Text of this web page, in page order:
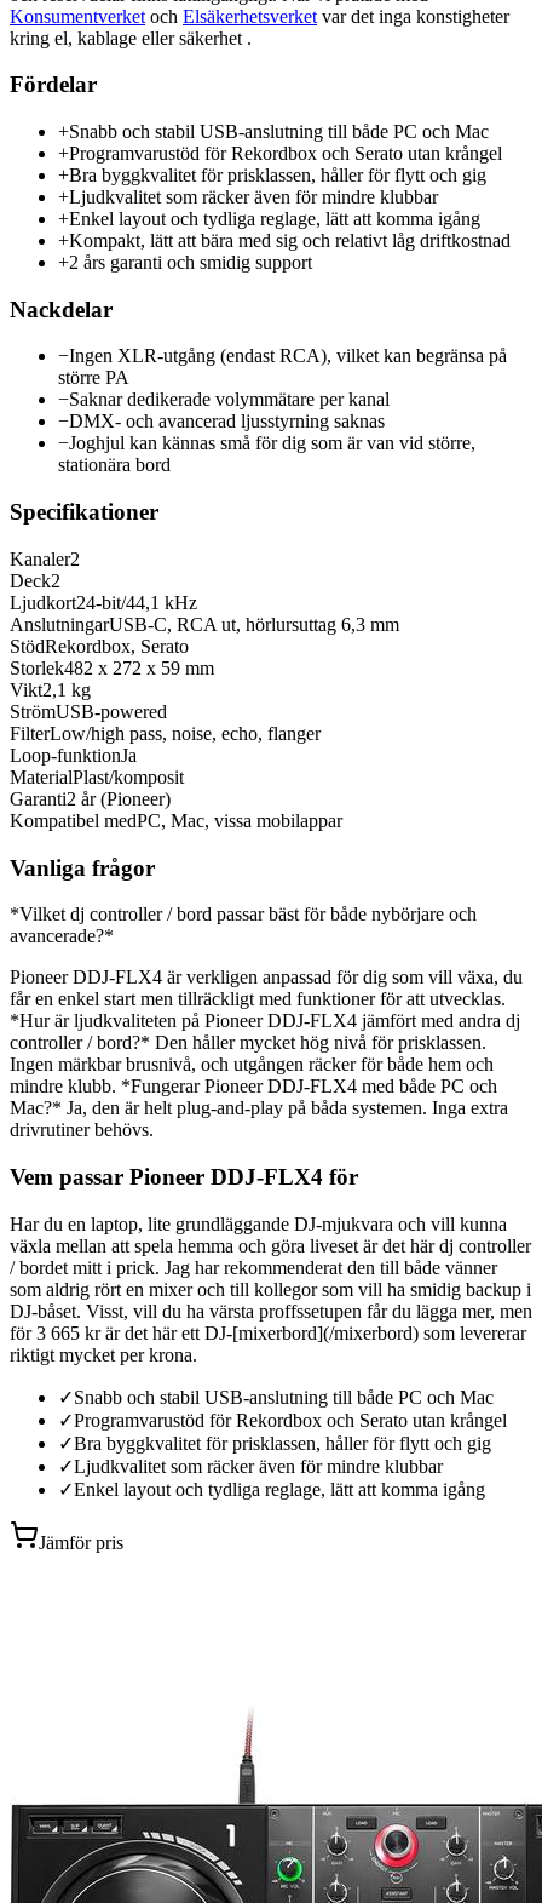
Konsumentverket och Elsäkerhetsverket var det inga konstigheter
kring el, kablage eller säkerhet .
Fördelar
+Snabb och stabil USB-anslutning till både PC och Mac
+Programvarustöd för Rekordbox och Serato utan krångel
+Bra byggkvalitet för prisklassen, håller för flytt och gig
+Ljudkvalitet som räcker även för mindre klubbar
+Enkel layout och tydliga reglage, lätt att komma igång
+Kompakt, lätt att bära med sig och relativt låg driftkostnad
+2 års garanti och smidig support
Nackdelar
−Ingen XLR-utgång (endast RCA), vilket kan begränsa på
större PA
−Saknar dedikerade volymmätare per kanal
−DMX- och avancerad ljusstyrning saknas
−Joghjul kan kännas små för dig som är van vid större,
stationära bord
Specifikationer
Kanaler2
Deck2
Ljudkort24-bit/44,1 kHz
AnslutningarUSB-C, RCA ut, hörlursuttag 6,3 mm
StödRekordbox, Serato
Storlek482 x 272 x 59 mm
Vikt2,1 kg
StrömUSB-powered
FilterLow/high pass, noise, echo, flanger
Loop-funktionJa
MaterialPlast/komposit
Garanti2 år (Pioneer)
Kompatibel medPC, Mac, vissa mobilappar
Vanliga frågor
*Vilket dj controller / bord passar bäst för både nybörjare och
avancerade?*
Pioneer DDJ-FLX4 är verkligen anpassad för dig som vill växa, du
får en enkel start men tillräckligt med funktioner för att utvecklas.
*Hur är ljudkvaliteten på Pioneer DDJ-FLX4 jämfört med andra dj
controller / bord?* Den håller mycket hög nivå för prisklassen.
Ingen märkbar brusnivå, och utgången räcker för både hem och
mindre klubb. *Fungerar Pioneer DDJ-FLX4 med både PC och
Mac?* Ja, den är helt plug-and-play på båda systemen. Inga extra
drivrutiner behövs.
Vem passar Pioneer DDJ-FLX4 för
Har du en laptop, lite grundläggande DJ-mjukvara och vill kunna
växla mellan att spela hemma och göra liveset är det här dj controller
/ bordet mitt i prick. Jag har rekommenderat den till både vänner
som aldrig rört en mixer och till kollegor som vill ha smidig backup i
DJ-båset. Visst, vill du ha värsta proffssetupen får du lägga mer, men
för 3 665 kr är det här ett DJ-[mixerbord](/mixerbord) som levererar
riktigt mycket per krona.
✓Snabb och stabil USB-anslutning till både PC och Mac
✓Programvarustöd för Rekordbox och Serato utan krångel
✓Bra byggkvalitet för prisklassen, håller för flytt och gig
✓Ljudkvalitet som räcker även för mindre klubbar
✓Enkel layout och tydliga reglage, lätt att komma igång
Jämför pris